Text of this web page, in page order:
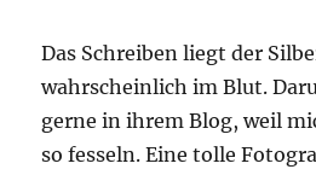
Das Schreiben liegt der
wahrscheinlich im Blut.
gerne in ihrem Blog, weil
so fesseln. Eine tolle